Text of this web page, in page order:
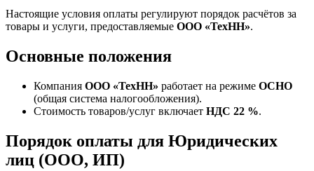
Настоящие условия оплаты регулируют порядок расчётов за
товары и услуги, предоставляемые ООО «ТехНН».
Основные положения
Компания ООО «ТехНН» работает на режиме ОСНО
(общая система налогообложения).
Стоимость товаров/услуг включает НДС 22 %.
Порядок оплаты для Юридических
лиц (ООО, ИП)